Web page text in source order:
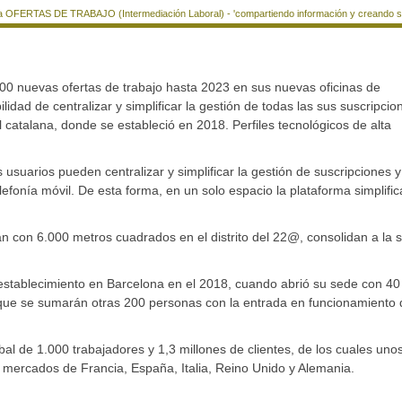
OFERTAS DE TRABAJO (Intermediación Laboral) - 'compartiendo información y creando
nuevas ofertas de trabajo hasta 2023 en sus nuevas oficinas de
de centralizar y simplificar la gestión de todas las sus
donde se estableció en 2018. Perfiles tecnológicos de alta
pueden centralizar y simplificar la gestión de suscripciones y
móvil. De esta forma, en un solo espacio la plataforma
con 6.000 metros cuadrados en el distrito del 22@, consolidan a la
en Barcelona en el 2018, cuando abrió su sede con 40
se sumarán otras 200 personas con la entrada en funcionamiento
de 1.000 trabajadores y 1,3 millones de clientes, de los cuales
de Francia, España, Italia, Reino Unido y Alemania.